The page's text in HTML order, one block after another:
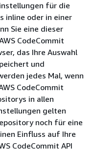
für die
inline oder in einer
Sie eine dieser
CodeCommit
das Ihre Auswahl
und
jedes Mal, wenn
CodeCommit
in allen
gelten
noch für eine
Einfluss auf Ihre
CodeCommit API